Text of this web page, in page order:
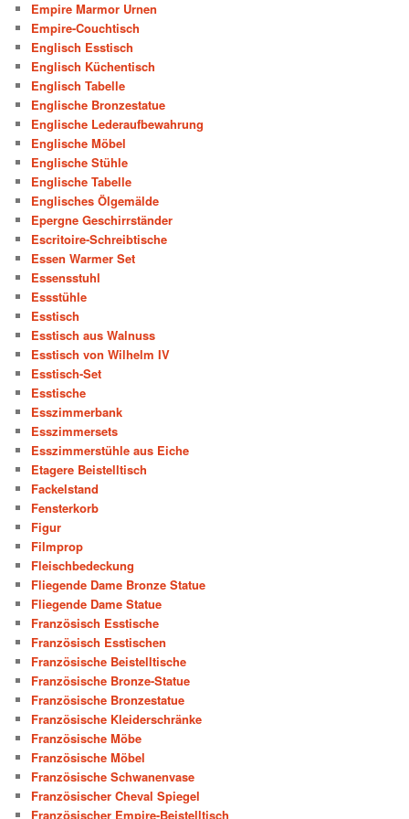
Empire Marmor Urnen
Empire-Couchtisch
Englisch Esstisch
Englisch Küchentisch
Englisch Tabelle
Englische Bronzestatue
Englische Lederaufbewahrung
Englische Möbel
Englische Stühle
Englische Tabelle
Englisches Ölgemälde
Epergne Geschirrständer
Escritoire-Schreibtische
Essen Warmer Set
Essensstuhl
Essstühle
Esstisch
Esstisch aus Walnuss
Esstisch von Wilhelm IV
Esstisch-Set
Esstische
Esszimmerbank
Esszimmersets
Esszimmerstühle aus Eiche
Etagere Beistelltisch
Fackelstand
Fensterkorb
Figur
Filmprop
Fleischbedeckung
Fliegende Dame Bronze Statue
Fliegende Dame Statue
Französisch Esstische
Französisch Esstischen
Französische Beistelltische
Französische Bronze-Statue
Französische Bronzestatue
Französische Kleiderschränke
Französische Möbe
Französische Möbel
Französische Schwanenvase
Französischer Cheval Spiegel
Französischer Empire-Beistelltisch